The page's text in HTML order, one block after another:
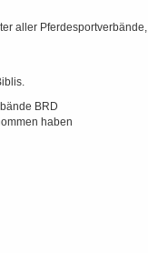
aller Pferdesportverbände,
BRD
haben